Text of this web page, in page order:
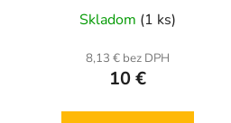
Skladom (1 ks)
8,13 € bez DPH
10 €